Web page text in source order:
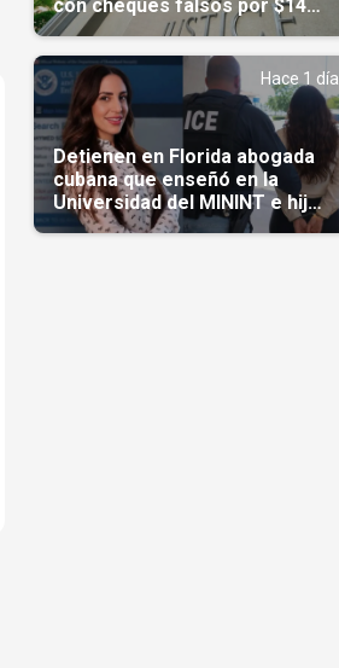
con cheques falsos por $14
millones
Hace 1 día
Detienen en Florida abogada
cubana que enseñó en la
Universidad del MININT e hija
de diplomático cubano